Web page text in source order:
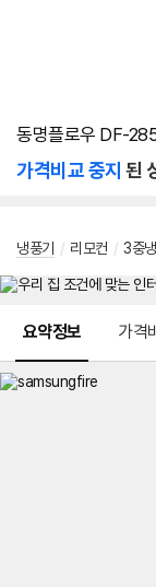
동명플로우 DF-
가격비교 중지 된
냉풍기 / 리모컨 / 3중
요약정보 가격